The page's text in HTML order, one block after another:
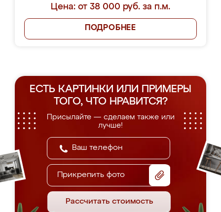
Цена: от 38 000 руб. за п.м.
ПОДРОБНЕЕ
ЕСТЬ КАРТИНКИ ИЛИ ПРИМЕРЫ
ТОГО, ЧТО НРАВИТСЯ?
Присылайте — сделаем также или
лучше!
Прикрепить фото
Рассчитать стоимость